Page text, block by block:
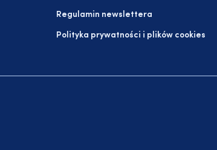
Regulamin newslettera
Polityka prywatności i plików cookies